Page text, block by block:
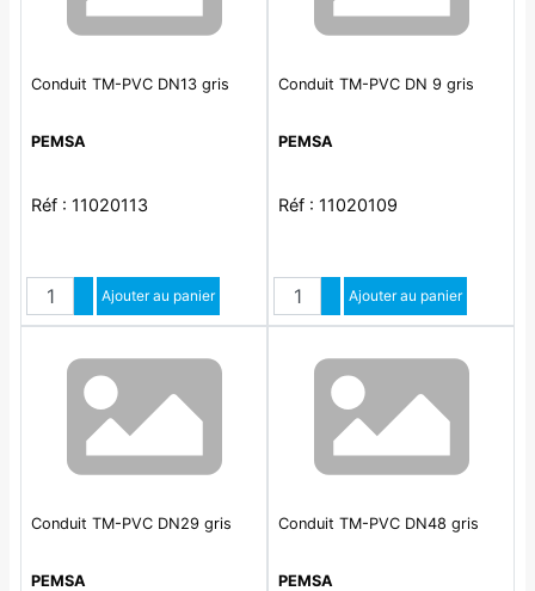
Conduit TM-PVC DN13 gris
PEMSA
Réf : 11020113
QuantitéAugmenter quantité
Diminuer quantité
Ajouter au panier
Conduit TM-PVC DN 9 gris
PEMSA
Réf : 11020109
QuantitéAugmenter quantité
Diminuer quantité
Ajouter au panier
Conduit TM-PVC DN29 gris
PEMSA
Conduit TM-PVC DN48 gris
PEMSA